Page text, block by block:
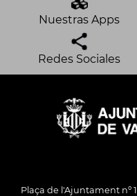
Nuestras Apps
Redes Sociales
Plaça de l'Ajuntament nº 1